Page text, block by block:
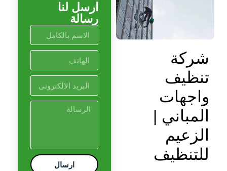
شركة
تنظيف
واجهات
المباني |
الزعيم
للتنظيف
ارسل لنا
رسالة
ارسال